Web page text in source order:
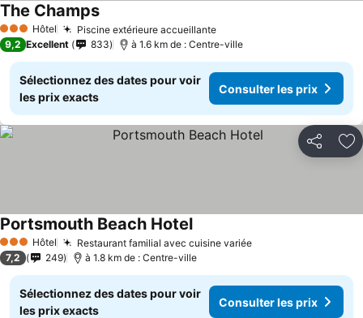
3 ÉtoilesHôtel Piscine extérieure accueillanteConsulter les prix
The ChampsConsulter les prix
9,2 Excellent 833 à 1.6 km de : Centre-ville
Sélectionnez des dates pour voir
les prix exacts
Consulter les prix
Partager
3 ÉtoilesHôtel Restaurant familial avec cuisine variéeConsulter les prix
Portsmouth Beach HotelConsulter les prix
7,2 249 à 1.8 km de : Centre-ville
Sélectionnez des dates pour voir
les prix exacts
Consulter les prix